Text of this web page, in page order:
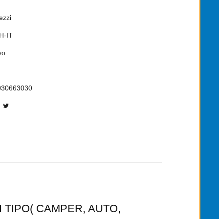
IT
CAMPER, AUTO,